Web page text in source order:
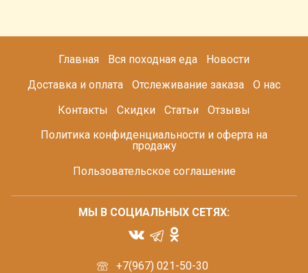
Главная Вся походная еда
Новости
Доставка и оплата
Отслеживание заказа
О нас
Контакты
Скидки Статьи
Отзывы
Политика конфиденциальности и оферта на
продажу
Пользовательское соглашение
+7(967) 021-50-30
МЫ В СОЦИАЛЬНЫХ СЕТЯХ: